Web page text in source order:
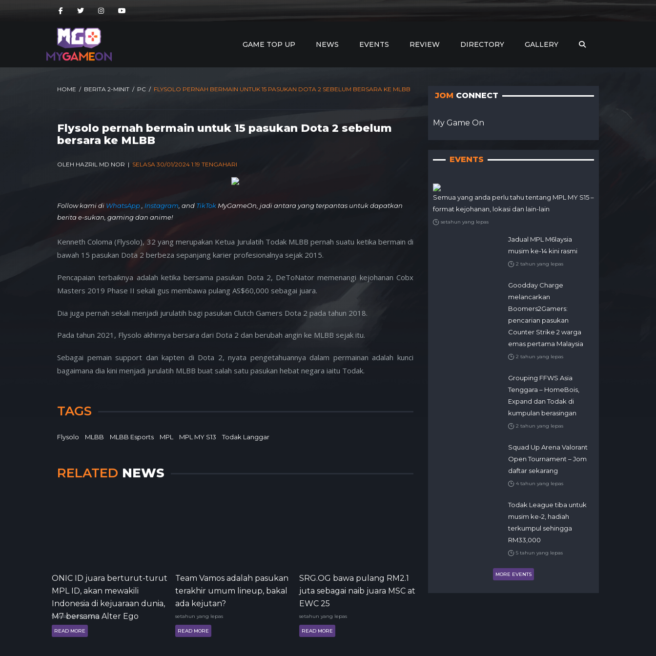
GAME TOP UP NEWS EVENTS REVIEW DIRECTORY GALLERY
HOME / BERITA 2-MINIT / PC / FLYSOLO PERNAH BERMAIN UNTUK 15 PASUKAN DOTA 2 SEBELUM BERSARA KE MLBB
Flysolo pernah bermain untuk 15 pasukan Dota 2 sebelum
bersara ke MLBB
OLEH HAZRIL MD NOR | SELASA 30/01/2024 1:19 TENGAHARI
Follow kami di WhatsApp Instagram , and TikTok MyGameOn, jadi antara yang terpantas untuk dapatkan
berita e-sukan, gaming dan anime!
Kenneth Coloma (Flysolo), 32 yang merupakan Ketua Jurulatih Todak MLBB pernah suatu ketika bermain di
bawah 15 pasukan Dota 2 berbeza sepanjang karier profesionalnya sejak 2015.
Pencapaian terbaiknya adalah ketika bersama pasukan Dota 2, DeToNator memenangi kejohanan Cobx
Masters 2019 Phase II sekali gus membawa pulang AS$60,000 sebagai juara.
Dia juga pernah sekali menjadi jurulatih bagi pasukan Clutch Gamers Dota 2 pada tahun 2018.
Pada tahun 2021, Flysolo akhirnya bersara dari Dota 2 dan berubah angin ke MLBB sejak itu.
Sebagai pemain support dan kapten di Dota 2, nyata pengetahuannya dalam permainan adalah kunci
bagaimana dia kini menjadi jurulatih MLBB buat salah satu pasukan hebat negara iaitu Todak.
TAGS
Flysolo MLBB MLBB Esports MPL MPL MY S13 Todak Langgar
RELATED NEWS
ONIC ID juara berturut-turut
MPL ID, akan mewakili
Indonesia di kejuaraan dunia,
M7 bersama Alter Ego
9 bulan yang lepas
READ MORE
Team Vamos adalah pasukan
terakhir umum lineup, bakal
ada kejutan?
setahun yang lepas
READ MORE
SRG.OG bawa pulang RM2.1
juta sebagai naib juara MSC at
EWC 25
setahun yang lepas
READ MORE
JOM CONNECT
My Game On
EVENTS
Semua yang anda perlu tahu tentang MPL MY S15 –
format kejohanan, lokasi dan lain-lain
setahun yang lepas
Jadual MPL M6laysia
musim ke-14 kini rasmi
2 tahun yang lepas
Goodday Charge
melancarkan
Boomers2Gamers:
pencarian pasukan
Counter Strike 2 warga
emas pertama Malaysia
2 tahun yang lepas
Grouping FFWS Asia
Tenggara – HomeBois,
Expand dan Todak di
kumpulan berasingan
2 tahun yang lepas
Squad Up Arena Valorant
Open Tournament – Jom
daftar sekarang
4 tahun yang lepas
Todak League tiba untuk
musim ke-2, hadiah
terkumpul sehingga
RM33,000
5 tahun yang lepas
MORE EVENTS